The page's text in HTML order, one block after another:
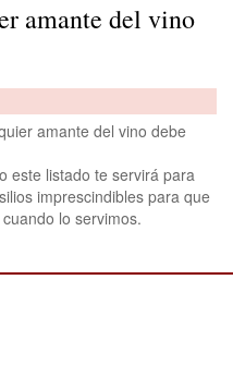
amante del vino
este listado te servirá para
imprescindibles para que
lo servimos.